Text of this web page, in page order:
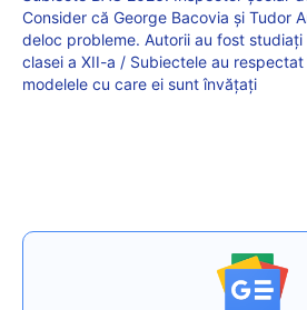
Consider că George Bacovia și Tudor
deloc probleme. Autorii au fost
clasei a XII-a / Subiectele au
modelele cu care ei sunt învățați